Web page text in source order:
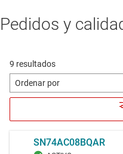
Puertas NAND de baja
average drive strength 8mA
Pedidos y